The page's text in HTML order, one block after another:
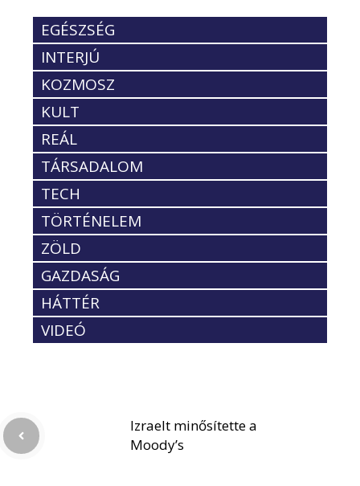
EGÉSZSÉG
INTERJÚ
KOZMOSZ
KULT
REÁL
TÁRSADALOM
TECH
TÖRTÉNELEM
ZÖLD
GAZDASÁG
HÁTTÉR
VIDEÓ
Izraelt minősítette a
Moody’s